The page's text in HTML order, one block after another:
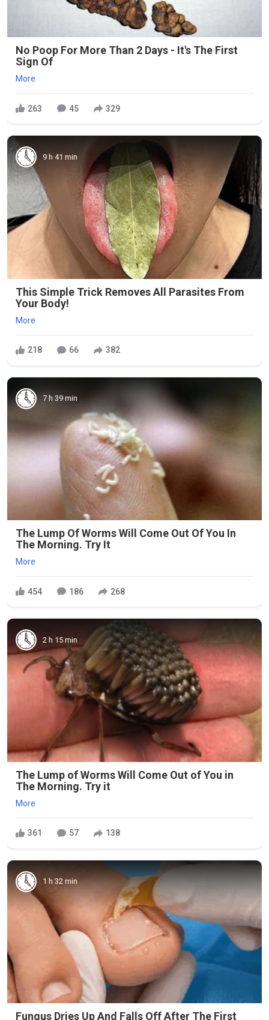
No Poop For More Than 2 Days - It's The First
Sign Of
More
263 45 329
9 h 41 min
This Simple Trick Removes All Parasites From
Your Body!
More
218 66 382
7 h 39 min
The Lump Of Worms Will Come Out Of You In
The Morning. Try It
More
454 186 268
2 h 15 min
The Lump of Worms Will Come Out of You in
The Morning. Try it
More
361 57 138
1 h 32 min
Fungus Dries Up And Falls Off After The First